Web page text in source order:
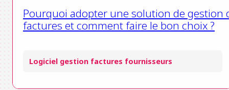
Pourquoi adopter une solution de gestion
factures et comment faire le bon choix ?
Logiciel gestion factures fournisseurs